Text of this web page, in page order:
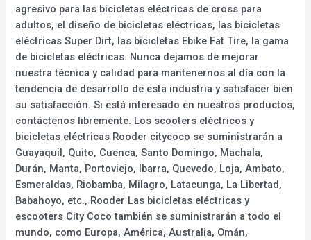
agresivo para las bicicletas eléctricas de cross para
adultos, el diseño de bicicletas eléctricas, las bicicletas
eléctricas Super Dirt, las bicicletas Ebike Fat Tire, la gama
de bicicletas eléctricas. Nunca dejamos de mejorar
nuestra técnica y calidad para mantenernos al día con la
tendencia de desarrollo de esta industria y satisfacer bien
su satisfacción. Si está interesado en nuestros productos,
contáctenos libremente. Los scooters eléctricos y
bicicletas eléctricas Rooder citycoco se suministrarán a
Guayaquil, Quito, Cuenca, Santo Domingo, Machala,
Durán, Manta, Portoviejo, Ibarra, Quevedo, Loja, Ambato,
Esmeraldas, Riobamba, Milagro, Latacunga, La Libertad,
Babahoyo, etc., Rooder Las bicicletas eléctricas y
escooters City Coco también se suministrarán a todo el
mundo, como Europa, América, Australia, Omán,